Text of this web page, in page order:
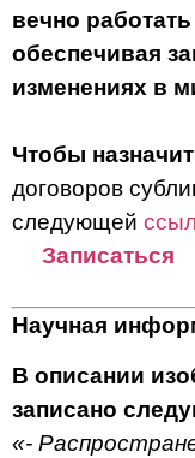
вечно
обеспечивая
изменениях в
Чтобы
договоров
следующей
Записаться
Научная
В описании
записано
«-